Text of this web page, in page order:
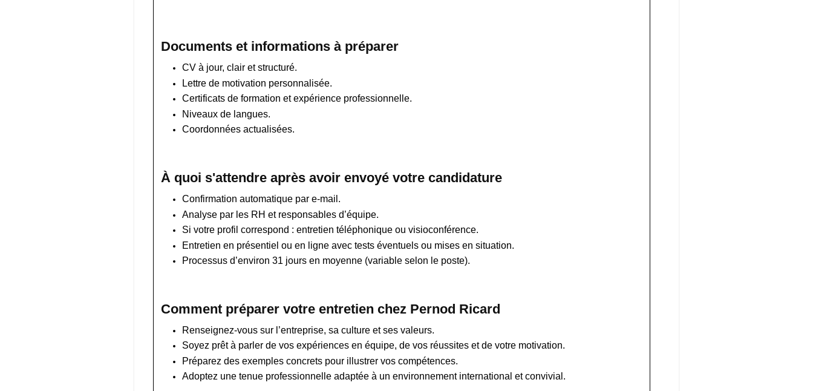
Documents et informations à préparer
CV à jour, clair et structuré.
Lettre de motivation personnalisée.
Certificats de formation et expérience professionnelle.
Niveaux de langues.
Coordonnées actualisées.
À quoi s'attendre après avoir envoyé votre candidature
Confirmation automatique par e-mail.
Analyse par les RH et responsables d’équipe.
Si votre profil correspond : entretien téléphonique ou visioconférence.
Entretien en présentiel ou en ligne avec tests éventuels ou mises en situation.
Processus d’environ 31 jours en moyenne (variable selon le poste).
Comment préparer votre entretien chez Pernod Ricard
Renseignez-vous sur l’entreprise, sa culture et ses valeurs.
Soyez prêt à parler de vos expériences en équipe, de vos réussites et de votre motivation.
Préparez des exemples concrets pour illustrer vos compétences.
Adoptez une tenue professionnelle adaptée à un environnement international et convivial.